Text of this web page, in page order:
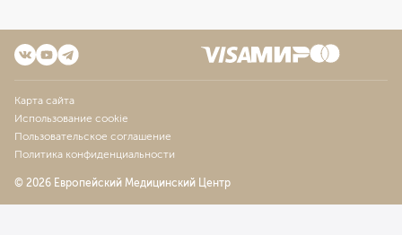
Карта сайта
Использование cookie
Пользовательское соглашение
Политика конфиденциальности
© 2026 Европейский Медицинский Центр